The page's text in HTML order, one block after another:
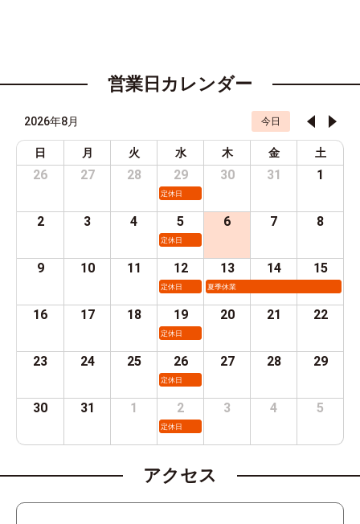
営業日カレンダー
2026年8月 今日
日 月 火 水 木 金 土
26 27 28 29
定休日
30 31 1
2 3 4 5
定休日
6 7 8
9 10 11 12
定休日
13
夏季休業
14 15
16 17 18 19
定休日
20 21 22
23 24 25 26
定休日
27 28 29
30 31 1 2
定休日
3 4 5
アクセス